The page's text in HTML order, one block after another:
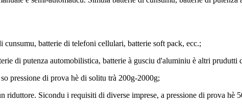
batterie di telefoni cellulari, batterie soft pack, ecc.;
di putenza automobilistica, batterie à gusciu d'aluminiu è altri prudutti
pressione di prova hè di solitu trà 200g-2000g;
riduttore. Sicondu i requisiti di diverse imprese, a pressione di prova hè